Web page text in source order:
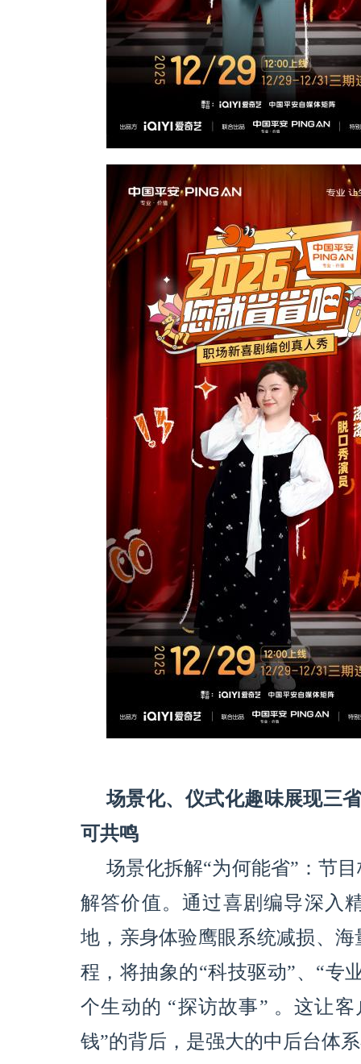
场景化、仪式化趣味展现三
可共鸣
场景化拆解“为何能省”：节
解答价值。通过喜剧编导深入
地，亲身体验鹰眼系统减损、
程，将抽象的“科技驱动”、“专
个生动的 “探访故事” 。这让
钱”的背后，是强大的中后台体